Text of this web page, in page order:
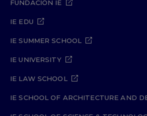
FUNDACIÓN IE
IE EDU
IE SUMMER SCHOOL
IE UNIVERSITY
IE LAW SCHOOL
IE SCHOOL OF ARCHITECTURE AND